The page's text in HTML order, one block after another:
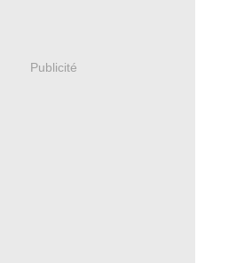
Publicité